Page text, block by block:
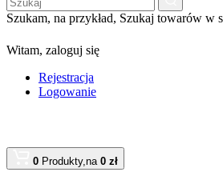
Szukam, na przykład, Szukaj towarów w
Witam, zaloguj się
Rejestracja
Logowanie
0 Produkty,na 0 zł